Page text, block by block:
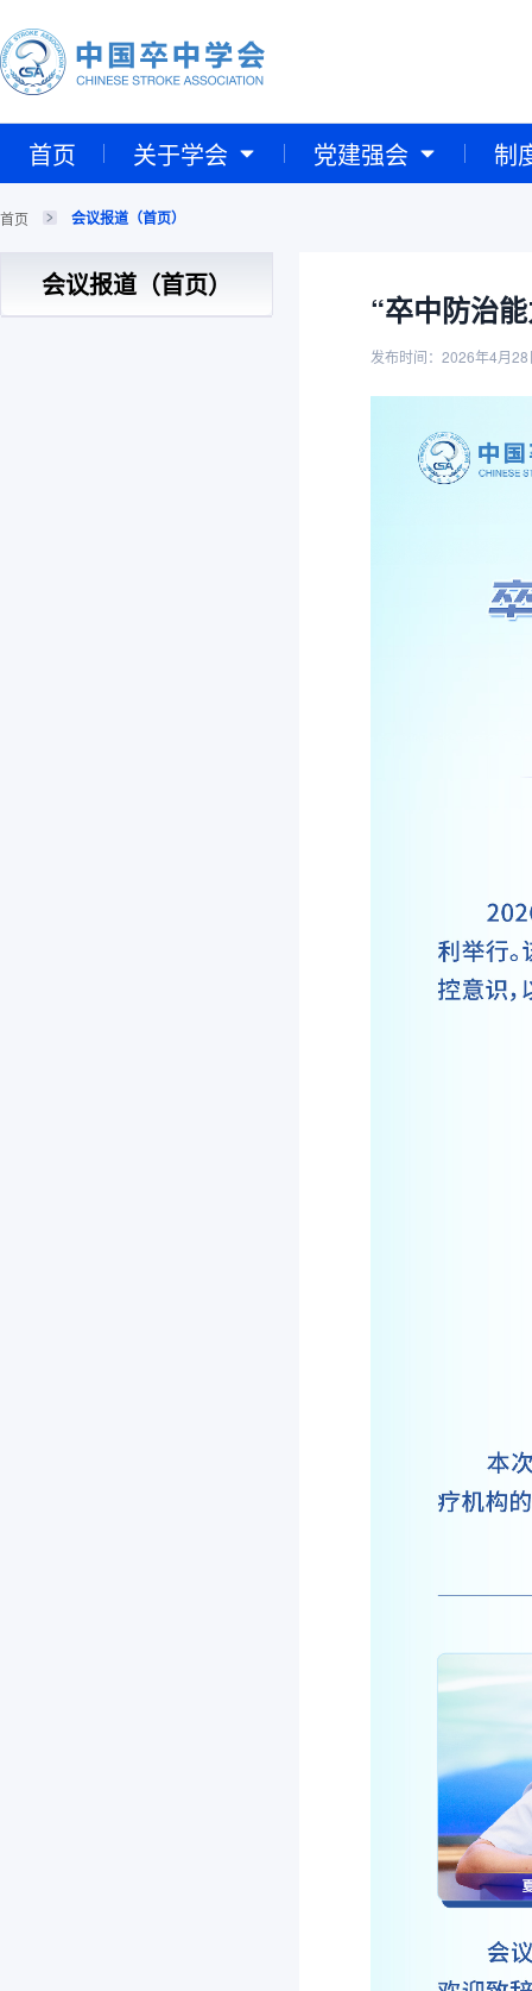
首页 关于学会 党建强会 制
首页 会议报道（首页）
会议报道（首页）
“卒中防治
发布时间：2026年4月28